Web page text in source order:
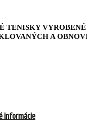
TENISKY
A
informácie